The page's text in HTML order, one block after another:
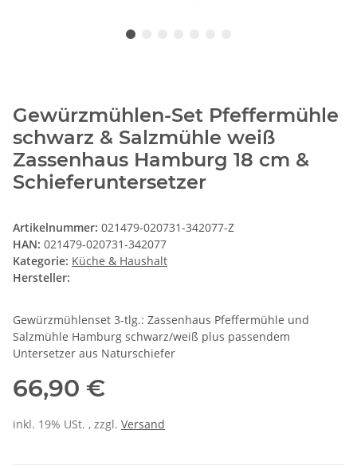
Gewürzmühlen-Set Pfeffermühle
schwarz & Salzmühle weiß
Zassenhaus Hamburg 18 cm &
Schieferuntersetzer
Artikelnummer: 021479-020731-342077-Z
HAN: 021479-020731-342077
Kategorie: Küche & Haushalt
Hersteller:
Gewürzmühlenset 3-tlg.: Zassenhaus Pfeffermühle und
Salzmühle Hamburg schwarz/weiß plus passendem
Untersetzer aus Naturschiefer
66,90 €
inkl. 19% USt. , zzgl. Versand